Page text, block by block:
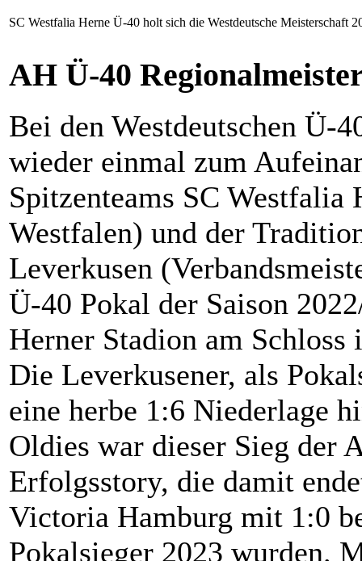
SC Westfalia Herne Ü-40 holt sich die Westdeutsche Meisterschaft
AH Ü-40
Bei den Westdeutschen Ü-
wieder einmal zum
Spitzenteams SC Westfalia
Westfalen) und der
Leverkusen
Ü-40 Pokal der Saison
Herner Stadion am Schloss
Die Leverkusener, als
eine herbe 1:6 Niederlage
Oldies war dieser Sieg der
Erfolgsstory, die damit
Victoria Hamburg mit 1:0
Pokalsieger 2023 wurden.